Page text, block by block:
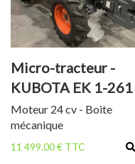
Micro-tracteur -
KUBOTA EK 1-261
Moteur 24 cv - Boite
mécanique
11 499.00 € TTC